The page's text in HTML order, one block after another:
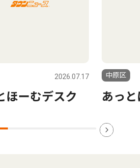
2026.07.17
ほーむデスク
中原区
あっ